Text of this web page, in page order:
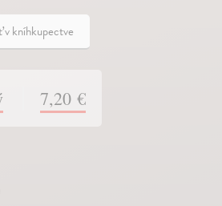
v kníhkupectve
7,20 €